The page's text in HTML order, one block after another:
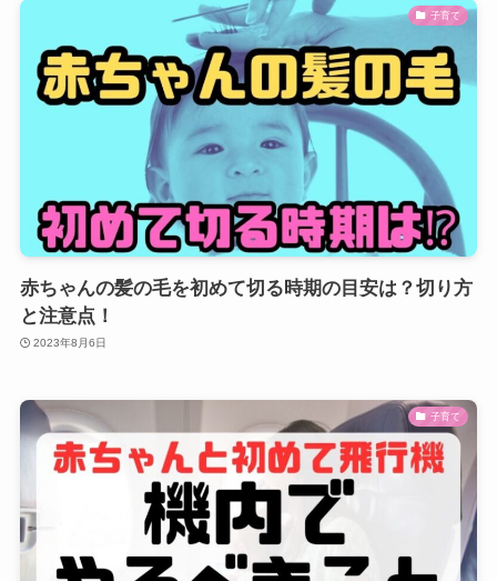
子育て
赤ちゃんの髪の毛を初めて切る時期の目安は？切り方
と注意点！
2023年8月6日
子育て